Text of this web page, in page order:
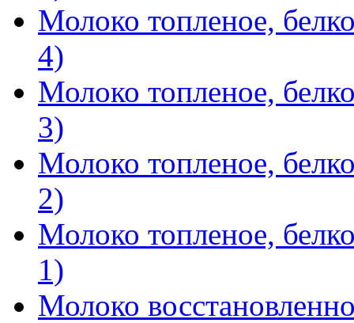
Молоко топленое,
4)
Молоко топленое,
3)
Молоко топленое,
2)
Молоко топленое,
1)
Молоко